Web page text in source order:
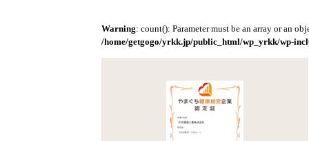
Warning: count(): Parameter must be an array or an
/home/getgogo/yrkk.jp/public_html/wp_yrkk/wp-